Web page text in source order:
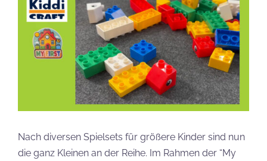
Nach diversen Spielsets für größere Kinder sind nun
die ganz Kleinen an der Reihe. Im Rahmen der “My